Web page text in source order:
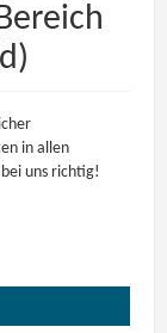
in allen
uns richtig!